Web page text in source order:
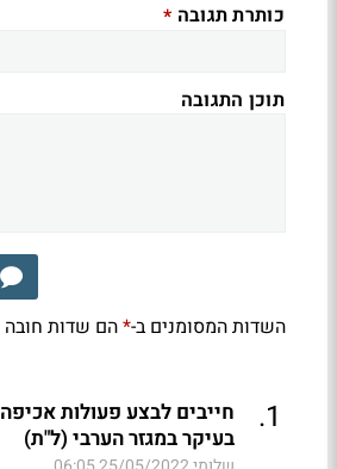
כותרת תגובה *
תוכן התגובה
השדות המסומנים ב-*הם שדות חובה
1
.
חייבים לבצע פעולות אכיפה
בעיקר במגזר הערבי (ל"ת)